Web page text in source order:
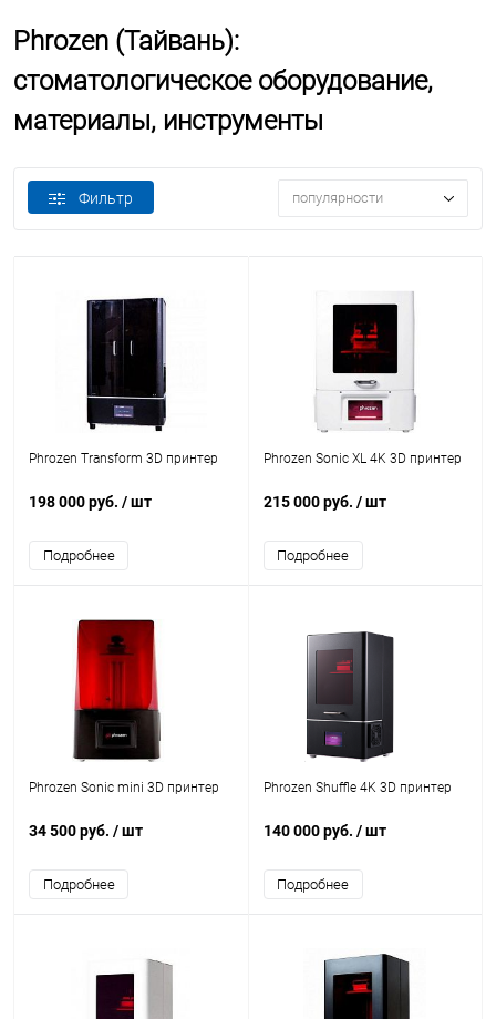
Phrozen (Тайвань):
стоматологическое оборудование,
материалы, инструменты
Фильтр популярности
Phrozen Transform 3D принтер
198 000 руб. / шт
Подробнее
Phrozen Sonic XL 4K 3D принтер
215 000 руб. / шт
Подробнее
Phrozen Sonic mini 3D принтер
34 500 руб. / шт
Подробнее
Phrozen Shuffle 4K 3D принтер
140 000 руб. / шт
Подробнее